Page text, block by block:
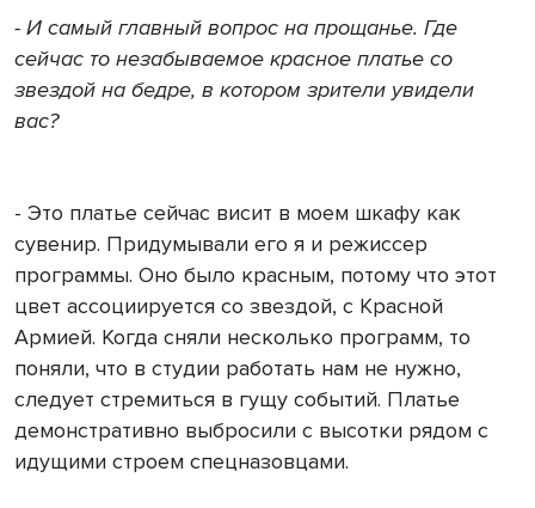
- И самый главный вопрос на прощанье. Где
сейчас то незабываемое красное платье со
звездой на бедре, в котором зрители увидели
вас?
- Это платье сейчас висит в моем шкафу как
сувенир. Придумывали его я и режиссер
программы. Оно было красным, потому что этот
цвет ассоциируется со звездой, с Красной
Армией. Когда сняли несколько программ, то
поняли, что в студии работать нам не нужно,
следует стремиться в гущу событий. Платье
демонстративно выбросили с высотки рядом с
идущими строем спецназовцами.